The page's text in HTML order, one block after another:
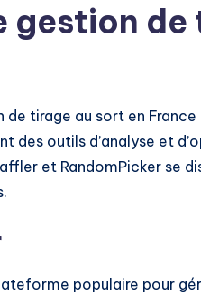
gestion de
de tirage au sort en
des outils d’analyse et
et RandomPicker se
populaire pour